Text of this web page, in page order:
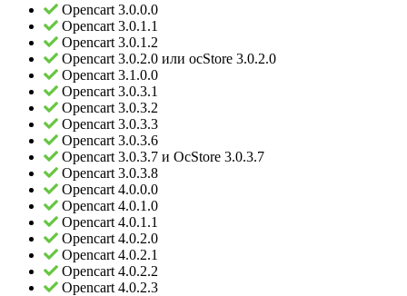
Opencart 3.0.0.0
Opencart 3.0.1.1
Opencart 3.0.1.2
Opencart 3.0.2.0 или ocStore 3.0.2.0
Opencart 3.1.0.0
Opencart 3.0.3.1
Opencart 3.0.3.2
Opencart 3.0.3.3
Opencart 3.0.3.6
Opencart 3.0.3.7 и OcStore 3.0.3.7
Opencart 3.0.3.8
Opencart 4.0.0.0
Opencart 4.0.1.0
Opencart 4.0.1.1
Opencart 4.0.2.0
Opencart 4.0.2.1
Opencart 4.0.2.2
Opencart 4.0.2.3